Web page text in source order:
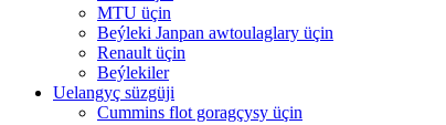
MTU üçin
Beýleki Janpan awtoulaglary üçin
Renault üçin
Beýlekiler
Uelangyç süzgüji
Cummins flot goragçysy üçin